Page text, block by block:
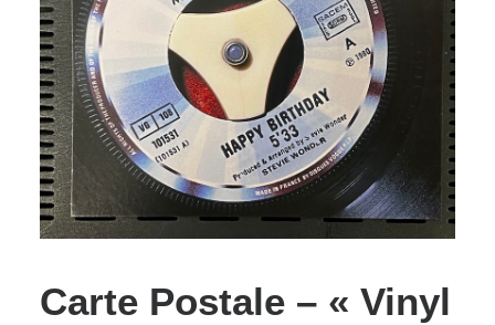
Carte Postale – « Vinyl